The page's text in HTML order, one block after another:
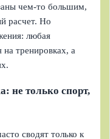
чем-то большим,
расчет. Но
любая
тренировках, а
не только спорт,
сводят только к